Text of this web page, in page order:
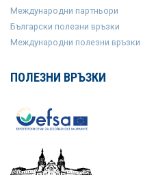
Международни партньори
Български полезни връзки
Международни полезни връзки
ПОЛЕЗНИ ВРЪЗКИ